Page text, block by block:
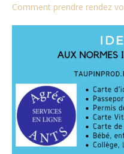
Comment prendre rendez